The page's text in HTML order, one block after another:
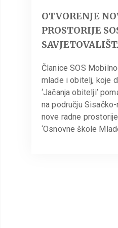
OTVORENJE
PROSTORIJE
Članice SOS
mlade i obitelj, koje
‘Jačanja obitelji’
na području
nove radne
‘Osnovne škole